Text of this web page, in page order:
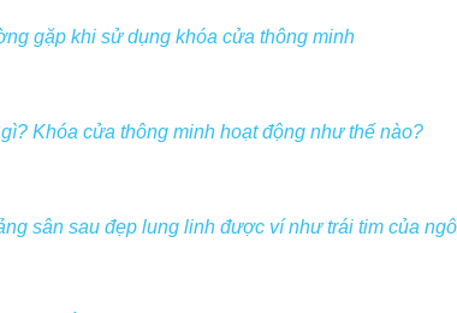
gặp khi sử dụng khóa cửa thông minh
Khóa cửa thông minh hoạt động như thế nào?
sân sau đẹp lung linh được ví như trái tim của